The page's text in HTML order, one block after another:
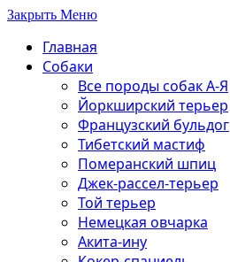
Закрыть Меню
Главная
Собаки
Все породы собак А-Я
Йоркширский терьер
Французский бульдог
Тибетский мастиф
Померанский шпиц
Джек-рассел-терьер
Той терьер
Немецкая овчарка
Акита-ину